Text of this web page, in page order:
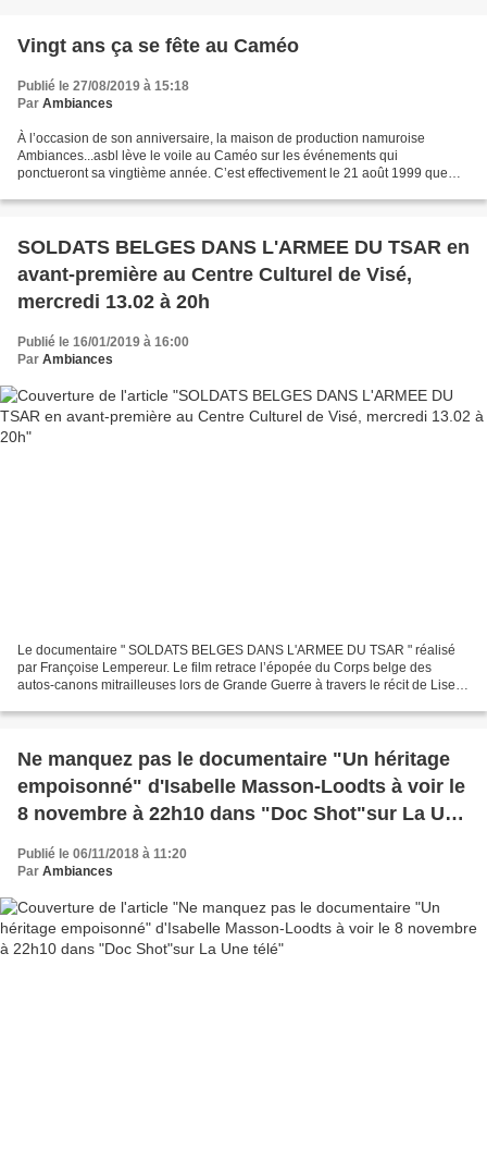
Vingt ans ça se fête au Caméo
Publié le 27/08/2019 à 15:18
Par Ambiances
À l’occasion de son anniversaire, la maison de production namuroise
Ambiances...asbl lève le voile au Caméo sur les événements qui
ponctueront sa vingtième année. C’est effectivement le 21 août 1999 que
SOLDATS BELGES DANS L'ARMEE DU TSAR en
avant-première au Centre Culturel de Visé,
mercredi 13.02 à 20h
Publié le 16/01/2019 à 16:00
Par Ambiances
Le documentaire " SOLDATS BELGES DANS L'ARMEE DU TSAR " réalisé
par Françoise Lempereur. Le film retrace l’épopée du Corps belge des
autos-canons mitrailleuses lors de Grande Guerre à travers le récit de Lise
Ne manquez pas le documentaire "Un héritage
empoisonné" d'Isabelle Masson-Loodts à voir le
8 novembre à 22h10 dans "Doc Shot"sur La Une
Publié le 06/11/2018 à 11:20
Par Ambiances